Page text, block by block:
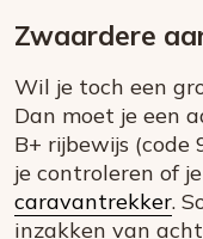
Zwaardere
Wil je toch een
Dan moet je een
B+ rijbewijs (code
je controleren of
caravantrekker.
inzakken van